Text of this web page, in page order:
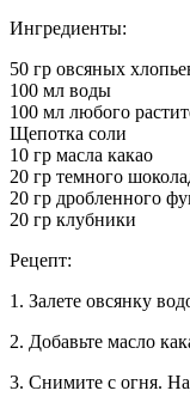
Ингредиенты:
50 гр овсяных
100 мл воды
100 мл любого
Щепотка соли
10 гр масла какао
20 гр темного
20 гр дробленного
20 гр клубники
Рецепт:
1. Залете овсянку
2. Добавьте масло
3. Снимите с огня.